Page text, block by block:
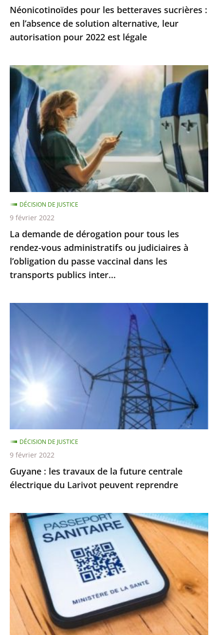
autorisation
pour
2022
légale
Néonicotinoïdes pour les betteraves sucrières :
en l’absence de solution alternative, leur
autorisation pour 2022 est légale
La
demande
de
dérogation
pour
tous
les
rendez-
vous
administratifs
ou
judiciaires
à
l’obligation
du
passe
dans
transports
inter...
La demande de dérogation pour tous les
rendez-vous administratifs ou judiciaires à
l’obligation du passe vaccinal dans les
transports publics inter...
DÉCISION DE JUSTICE
9 février 2022
Guyane
travaux
la
future
centrale
électrique
du
Larivot
peuvent
reprendre
Guyane : les travaux de la future centrale
électrique du Larivot peuvent reprendre
DÉCISION DE JUSTICE
9 février 2022
Validité
à
24h
des
tests,
rappel
vaccinal…
les
nouvelles